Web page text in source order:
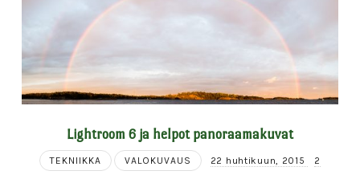
Lightroom 6 ja helpot panoraamakuvat
TEKNIIKKA VALOKUVAUS 22 huhtikuun, 2015
2